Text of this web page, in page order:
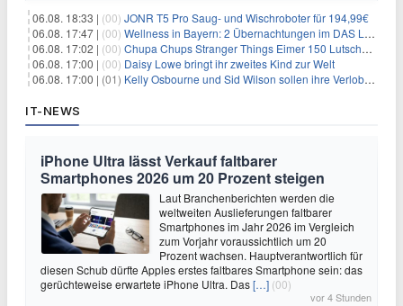
06.08. 18:33 | (00) JONR T5 Pro Saug- und Wischroboter für 194,99€
06.08. 17:47 | (00) Wellness in Bayern: 2 Übernachtungen im DAS LUDWIG Sports Resort inkl. HP + Wellness ab 174€ p.P.
06.08. 17:02 | (00) Chupa Chups Stranger Things Eimer 150 Lutscher für 21,95€
06.08. 17:00 | (00) Daisy Lowe bringt ihr zweites Kind zur Welt
06.08. 17:00 | (01) Kelly Osbourne und Sid Wilson sollen ihre Verlobung gelöst haben
IT-NEWS
iPhone Ultra lässt Verkauf faltbarer
Smartphones 2026 um 20 Prozent steigen
Laut Branchenberichten werden die
weltweiten Auslieferungen faltbarer
Smartphones im Jahr 2026 im Vergleich
zum Vorjahr voraussichtlich um 20
Prozent wachsen. Hauptverantwortlich für
diesen Schub dürfte Apples erstes faltbares Smartphone sein: das
gerüchteweise erwartete iPhone Ultra. Das[…] (00)
vor 4 Stunden